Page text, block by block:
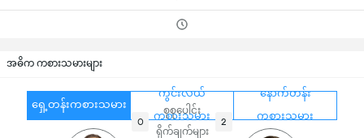
အဓိက ကစားသမားများ
ရှေ့တန်းကစားသမား
ကွင်းလယ်
ကစားသမား
နောက်တန်း
ကစားသမား
0
စုစုပေါင်း
ရိုက်ချက်များ
2